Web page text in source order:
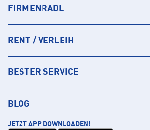
FIRMENRADL
RENT / VERLEIH
BESTER SERVICE
BLOG
JETZT APP DOWNLOADEN!